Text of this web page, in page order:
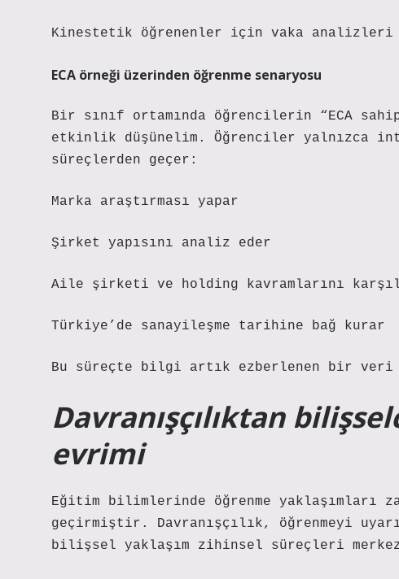
Kinestetik öğrenenler için vaka
ECA örneği üzerinden öğrenme senaryosu
Bir sınıf ortamında öğrencilerin “ECA
etkinlik düşünelim. Öğrenciler yalnızca
süreçlerden geçer:
Marka araştırması yapar
Şirket yapısını analiz eder
Aile şirketi ve holding kavramlarını
Türkiye’de sanayileşme tarihine bağ kurar
Bu süreçte bilgi artık ezberlenen bir veri
Davranışçılıktan
evrimi
Eğitim bilimlerinde öğrenme yaklaşımları
geçirmiştir. Davranışçılık, öğrenmeyi
bilişsel yaklaşım zihinsel süreçleri